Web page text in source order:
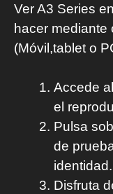
Ver A3 Series
hacer mediante
(Móvil,tablet o
Accede
el
Pulsa
de
identidad.
Disfruta